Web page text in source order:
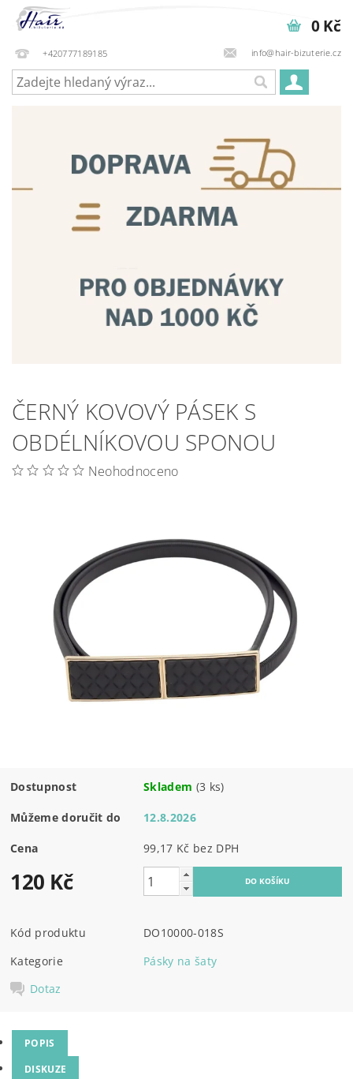
+420777189185 info@hair-bizuterie.cz
0 Kč
ČERNÝ KOVOVÝ PÁSEK S
OBDÉLNÍKOVOU SPONOU
Neohodnoceno
Dostupnost Skladem (3 ks)
Můžeme doručit do 12.8.2026
Cena 99,17 Kč bez DPH
120 Kč
Kód produktu
DO10000-018S
Kategorie
Pásky na šaty
Dotaz
POPIS
DISKUZE